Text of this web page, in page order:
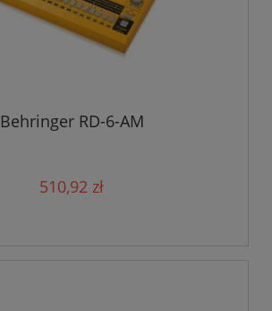
Behringer RD-6-AM
510,92 zł